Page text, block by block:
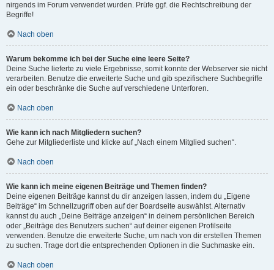
nirgends im Forum verwendet wurden. Prüfe ggf. die Rechtschreibung der
Begriffe!
Nach oben
Warum bekomme ich bei der Suche eine leere Seite?
Deine Suche lieferte zu viele Ergebnisse, somit konnte der Webserver sie nicht
verarbeiten. Benutze die erweiterte Suche und gib spezifischere Suchbegriffe
ein oder beschränke die Suche auf verschiedene Unterforen.
Nach oben
Wie kann ich nach Mitgliedern suchen?
Gehe zur Mitgliederliste und klicke auf „Nach einem Mitglied suchen“.
Nach oben
Wie kann ich meine eigenen Beiträge und Themen finden?
Deine eigenen Beiträge kannst du dir anzeigen lassen, indem du „Eigene
Beiträge“ im Schnellzugriff oben auf der Boardseite auswählst. Alternativ
kannst du auch „Deine Beiträge anzeigen“ in deinem persönlichen Bereich
oder „Beiträge des Benutzers suchen“ auf deiner eigenen Profilseite
verwenden. Benutze die erweiterte Suche, um nach von dir erstellen Themen
zu suchen. Trage dort die entsprechenden Optionen in die Suchmaske ein.
Nach oben